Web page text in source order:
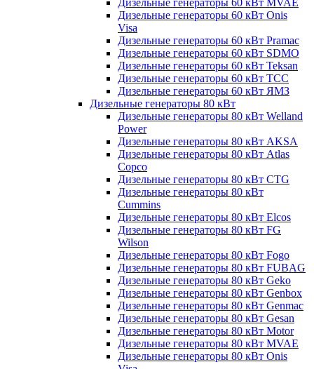
Дизельные генераторы 60 кВт MVAE
Дизельные генераторы 60 кВт Onis
Visa
Дизельные генераторы 60 кВт Pramac
Дизельные генераторы 60 кВт SDMO
Дизельные генераторы 60 кВт Teksan
Дизельные генераторы 60 кВт ТСС
Дизельные генераторы 60 кВт ЯМЗ
Дизельные генераторы 80 кВт
Дизельные генераторы 80 кВт Welland
Power
Дизельные генераторы 80 кВт AKSA
Дизельные генераторы 80 кВт Atlas
Copco
Дизельные генераторы 80 кВт CTG
Дизельные генераторы 80 кВт
Cummins
Дизельные генераторы 80 кВт Elcos
Дизельные генераторы 80 кВт FG
Wilson
Дизельные генераторы 80 кВт Fogo
Дизельные генераторы 80 кВт FUBAG
Дизельные генераторы 80 кВт Geko
Дизельные генераторы 80 кВт Genbox
Дизельные генераторы 80 кВт Genmac
Дизельные генераторы 80 кВт Gesan
Дизельные генераторы 80 кВт Motor
Дизельные генераторы 80 кВт MVAE
Дизельные генераторы 80 кВт Onis